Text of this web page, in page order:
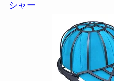
シャー